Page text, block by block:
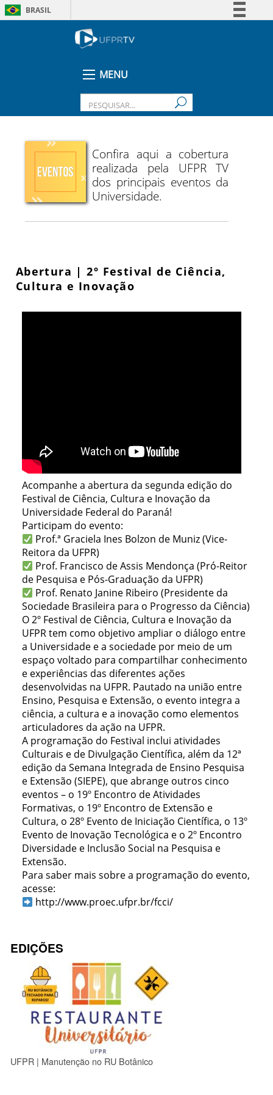
BRASIL
Legislação
MENU
Confira aqui a cobertura
realizada pela UFPR TV
dos principais eventos da
Universidade.
Abertura | 2º Festival de Ciência,
Cultura e Inovação
Acompanhe a abertura da segunda edição do
Festival de Ciência, Cultura e Inovação da
Universidade Federal do Paraná!
Participam do evento:
Prof.ª Graciela Ines Bolzon de Muniz (Vice-
Reitora da UFPR)
Prof. Francisco de Assis Mendonça (Pró-Reitor
de Pesquisa e Pós-Graduação da UFPR)
Prof. Renato Janine Ribeiro (Presidente da
Sociedade Brasileira para o Progresso da Ciência)
O 2º Festival de Ciência, Cultura e Inovação da
UFPR tem como objetivo ampliar o diálogo entre
a Universidade e a sociedade por meio de um
espaço voltado para compartilhar conhecimento
e experiências das diferentes ações
desenvolvidas na UFPR. Pautado na união entre
Ensino, Pesquisa e Extensão, o evento integra a
ciência, a cultura e a inovação como elementos
articuladores da ação na UFPR.
A programação do Festival inclui atividades
Culturais e de Divulgação Científica, além da 12ª
edição da Semana Integrada de Ensino Pesquisa
e Extensão (SIEPE), que abrange outros cinco
eventos – o 19º Encontro de Atividades
Formativas, o 19º Encontro de Extensão e
Cultura, o 28º Evento de Iniciação Científica, o 13º
Evento de Inovação Tecnológica e o 2º Encontro
Diversidade e Inclusão Social na Pesquisa e
Extensão.
Para saber mais sobre a programação do evento,
acesse:
http://www.proec.ufpr.br/fcci/
EDIÇÕES
UFPR | Manutenção no RU Botânico